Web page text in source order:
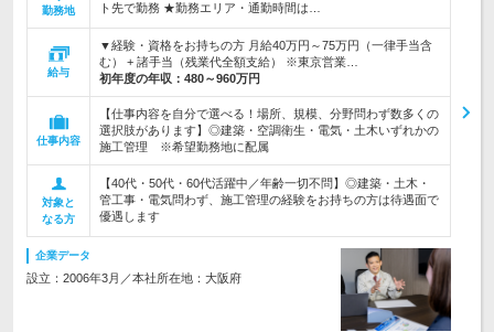
勤務地
ト先で勤務 ★勤務エリア・通勤時間は…
給与
▼経験・資格をお持ちの方 月給40万円～75万円（一律手当含
む） + 諸手当（残業代全額支給） ※東京営業…
初年度の年収： 480～960万円
仕事内容
【仕事内容を自分で選べる！場所、規模、分野問わず数多くの
選択肢があります】◎建築・空調衛生・電気・土木いずれかの
施工管理 ※希望勤務地に配属
対象と
なる方
【40代・50代・60代活躍中／年齢一切不問】◎建築・土木・
管工事・電気問わず、施工管理の経験をお持ちの方は待遇面で
優遇します
企業データ
設立：2006年3月／本社所在地：大阪府